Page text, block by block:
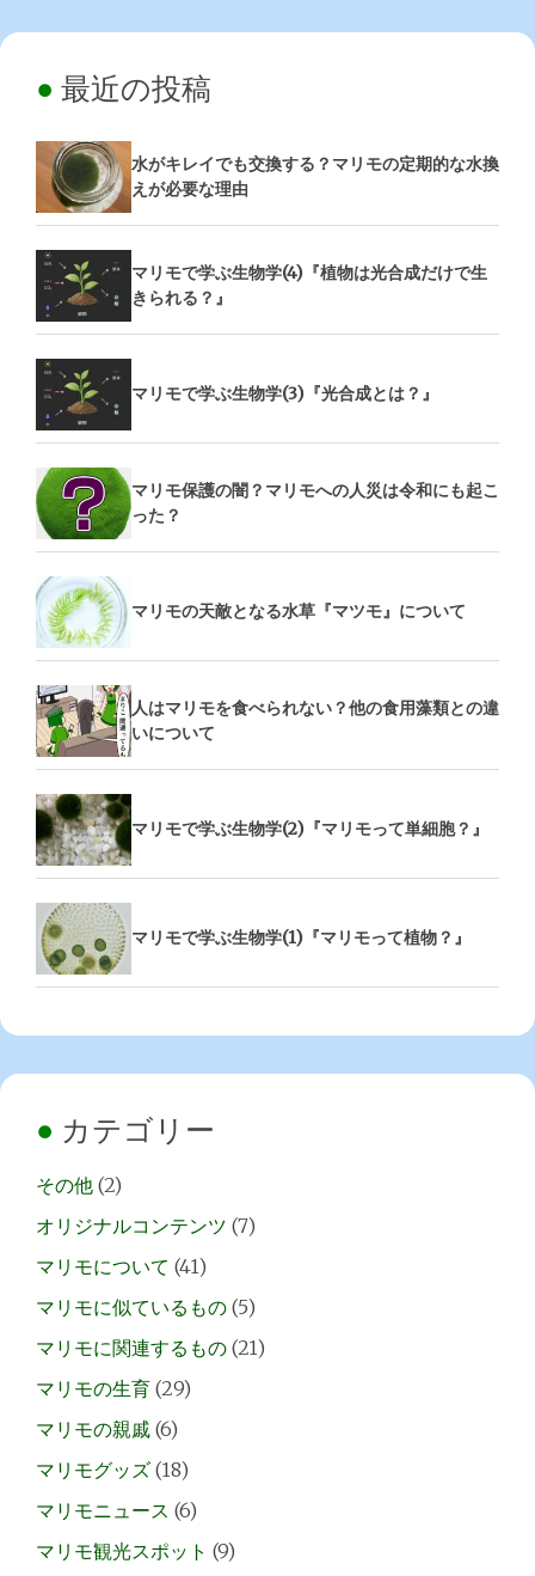
最近の投稿
水がキレイでも交換する？マリモの定期的な水換
えが必要な理由
マリモで学ぶ生物学(4)『植物は光合成だけで生
きられる？』
マリモで学ぶ生物学(3)『光合成とは？』
マリモ保護の闇？マリモへの人災は令和にも起こ
った？
マリモの天敵となる水草『マツモ』について
人はマリモを食べられない？他の食用藻類との違
いについて
マリモで学ぶ生物学(2)『マリモって単細胞？』
マリモで学ぶ生物学(1)『マリモって植物？』
カテゴリー
その他 (2)
オリジナルコンテンツ (7)
マリモについて (41)
マリモに似ているもの (5)
マリモに関連するもの (21)
マリモの生育 (29)
マリモの親戚 (6)
マリモグッズ (18)
マリモニュース (6)
マリモ観光スポット (9)